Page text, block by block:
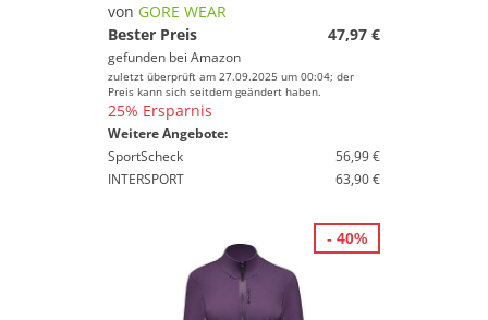
von GORE WEAR
Bester Preis
47,97 €
gefunden bei Amazon
zuletzt überprüft am 27.09.2025 um 00:04; der
Preis kann sich seitdem geändert haben.
25% Ersparnis
Weitere Angebote:
SportScheck
56,99 €
INTERSPORT
63,90 €
- 40%